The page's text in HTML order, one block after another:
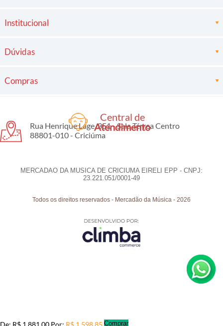
Institucional
Dúvidas
Compras
Central de
Atendimento
Rua Henrique Lage, 351 - Sala Térrea Centro
88801-010 - Criciúma
MERCADAO DA MUSICA DE CRICIUMA EIRELI EPP - CNPJ:
23.221.051/0001-49
Todos os direitos reservados -Mercadão da Música -2026
De: R$ 1.881,00 Por: R$ 1.598,85 Comprar